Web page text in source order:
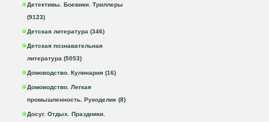
Детективы. Боевики. Триллеры
(9123)
Детская литература (346)
Детская познавательная
литература (5053)
Домоводство. Кулинария (16)
Домоводство. Легкая
промышленность. Рукоделие (8)
Досуг. Отдых. Праздники.